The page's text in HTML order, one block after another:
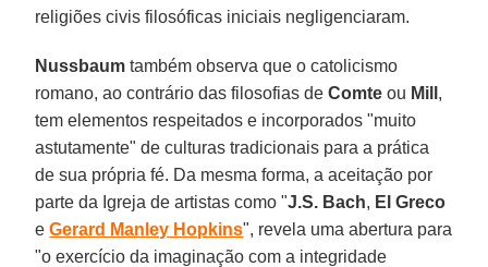
religiões civis filosóficas iniciais negligenciaram.
Nussbaum também observa que o catolicismo
romano, ao contrário das filosofias deComte ou Mill ,
tem elementos respeitados e incorporados "muito
astutamente" de culturas tradicionais para a prática
de sua própria fé. Da mesma forma, a aceitação por
parte da Igreja de artistas como "J.S. Bach, El Greco
eGerard Manley Hopkins", revela uma abertura para
"o exercício da imaginação com a integridade